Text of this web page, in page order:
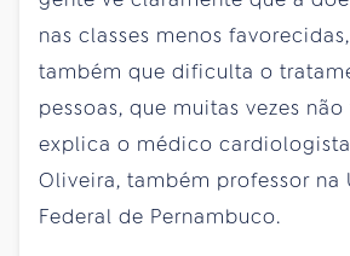
nas classes menos
também que dificulta o
pessoas, que muitas vezes não
explica o médico
Oliveira, também professor na
Federal de Pernambuco.